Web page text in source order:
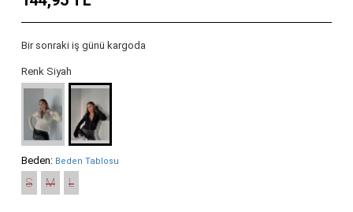
Bir sonraki iş günü kargoda
Renk Siyah
Beden: Beden Tablosu
S M L